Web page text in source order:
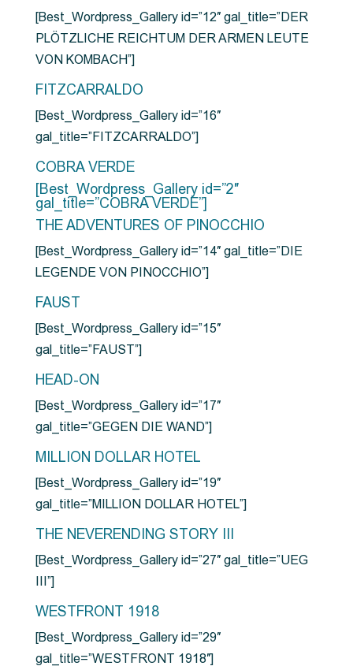
[Best_Wordpress_Gallery id=”12″ gal_title=”DER
PLÖTZLICHE REICHTUM DER ARMEN LEUTE
VON KOMBACH”]
FITZCARRALDO
[Best_Wordpress_Gallery id=”16″
gal_title=”FITZCARRALDO”]
COBRA VERDE
[Best_Wordpress_Gallery id=”2″
gal_title=”COBRA VERDE”]
THE ADVENTURES OF PINOCCHIO
[Best_Wordpress_Gallery id=”14″ gal_title=”DIE
LEGENDE VON PINOCCHIO”]
FAUST
[Best_Wordpress_Gallery id=”15″
gal_title=”FAUST”]
HEAD-ON
[Best_Wordpress_Gallery id=”17″
gal_title=”GEGEN DIE WAND”]
MILLION DOLLAR HOTEL
[Best_Wordpress_Gallery id=”19″
gal_title=”MILLION DOLLAR HOTEL”]
THE NEVERENDING STORY III
[Best_Wordpress_Gallery id=”27″ gal_title=”UEG
III”]
WESTFRONT 1918
[Best_Wordpress_Gallery id=”29″
gal_title=”WESTFRONT 1918″]